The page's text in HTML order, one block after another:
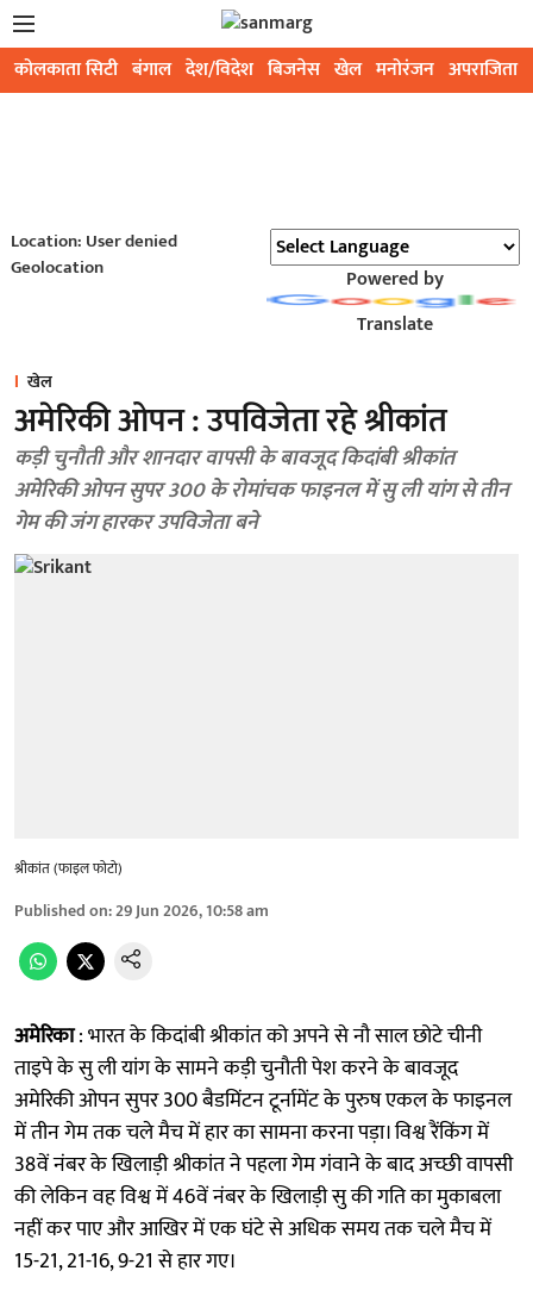
कोलकाता सिटी बंगाल देश/विदेश बिजनेस खेल मनोरंजन अपराजिता
Location: User denied
Geolocation
Powered by
Translate
खेल
अमेरिकी ओपन : उपविजेता रहे श्रीकांत
कड़ी चुनौती और शानदार वापसी के बावजूद किदांबी श्रीकांत
अमेरिकी ओपन सुपर 300 के रोमांचक फाइनल में सु ली यांग से तीन
गेम की जंग हारकर उपविजेता बने
श्रीकांत (फाइल फोटो)
Published on:29 Jun 2026, 10:58 am
अमेरिका: भारत के किदांबी श्रीकांत को अपने से नौ साल छोटे चीनी
ताइपे के सु ली यांग के सामने कड़ी चुनौती पेश करने के बावजूद
अमेरिकी ओपन सुपर 300 बैडमिंटन टूर्नामेंट के पुरुष एकल के फाइनल
में तीन गेम तक चले मैच में हार का सामना करना पड़ा। विश्व रैंकिंग में
38वें नंबर के खिलाड़ी श्रीकांत ने पहला गेम गंवाने के बाद अच्छी वापसी
की लेकिन वह विश्व में 46वें नंबर के खिलाड़ी सु की गति का मुकाबला
नहीं कर पाए और आखिर में एक घंटे से अधिक समय तक चले मैच में
15-21, 21-16, 9-21 से हार गए।